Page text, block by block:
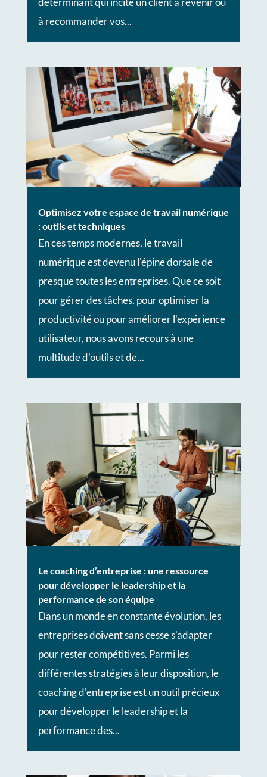
à recommander vos...
Optimisez votre espace de travail numérique
: outils et techniques
En ces temps modernes, le travail
numérique est devenu l'épine dorsale de
presque toutes les entreprises. Que ce soit
pour gérer des tâches, pour optimiser la
productivité ou pour améliorer l'expérience
utilisateur, nous avons recours à une
multitude d'outils et de...
Le coaching d’entreprise : une ressource
pour développer le leadership et la
performance de son équipe
Dans un monde en constante évolution, les
entreprises doivent sans cesse s'adapter
pour rester compétitives. Parmi les
différentes stratégies à leur disposition, le
coaching d'entreprise est un outil précieux
pour développer le leadership et la
performance des...